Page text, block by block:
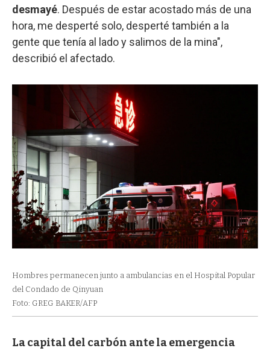
desmayé. Después de estar acostado más de una
hora, me desperté solo, desperté también a la
gente que tenía al lado y salimos de la mina",
describió el afectado.
Hombres permanecen junto a ambulancias en el Hospital Popular
del Condado de Qinyuan
Foto: GREG BAKER/AFP
La capital del carbón ante la emergencia